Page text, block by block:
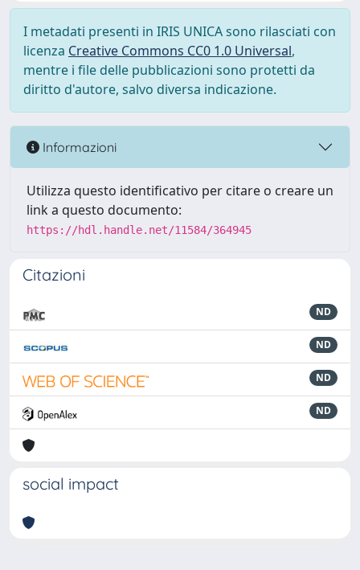
I metadati presenti in IRIS UNICA sono rilasciati con
licenza Creative Commons CC0 1.0 Universal,
mentre i file delle pubblicazioni sono protetti da
diritto d'autore, salvo diversa indicazione.
Informazioni
Utilizza questo identificativo per citare o creare un
link a questo documento:
https://hdl.handle.net/11584/364945
Citazioni
ND
ND
ND
ND
social impact